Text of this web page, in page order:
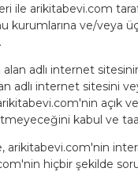
ile arikitabevi.com
kurumlarına ve/veya
adlı internet
adlı internet sitesini
açık
kabul ve
arikitabevi.com'nin
hiçbir şekilde